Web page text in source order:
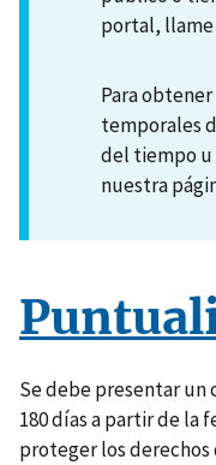
portal, llame
Para
temporales
del tiempo
nuestra
Se debe presentar un
180 días a partir de la
proteger los